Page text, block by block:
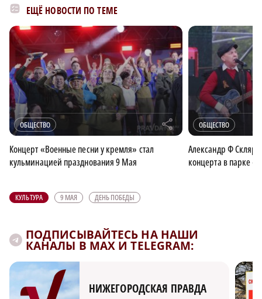
ЕЩЁ НОВОСТИ ПО ТЕМЕ
ОБЩЕСТВО r
Концерт «Военные песни у кремля» стал
кульминацией празднования 9 Мая
ОБЩЕСТВО
Александр Ф Скляр
концерта в парке
КУЛЬТУРА 9 МАЯ ДЕНЬ ПОБЕДЫ
ПОДПИСЫВАЙТЕСЬ НА НАШИ
КАНАЛЫ В MAX И TELEGRAM:
НИЖЕГОРОДСКАЯ ПРАВДА